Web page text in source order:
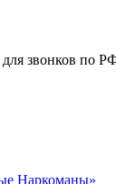
для звонков по
Наркоманы»